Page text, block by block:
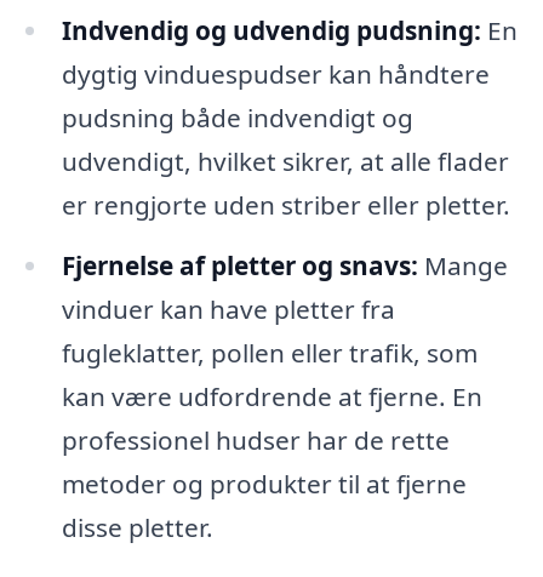
Indvendig og udvendig pudsning: En
dygtig vinduespudser kan håndtere
pudsning både indvendigt og
udvendigt, hvilket sikrer, at alle flader
er rengjorte uden striber eller pletter.
Fjernelse af pletter og snavs: Mange
vinduer kan have pletter fra
fugleklatter, pollen eller trafik, som
kan være udfordrende at fjerne. En
professionel hudser har de rette
metoder og produkter til at fjerne
disse pletter.